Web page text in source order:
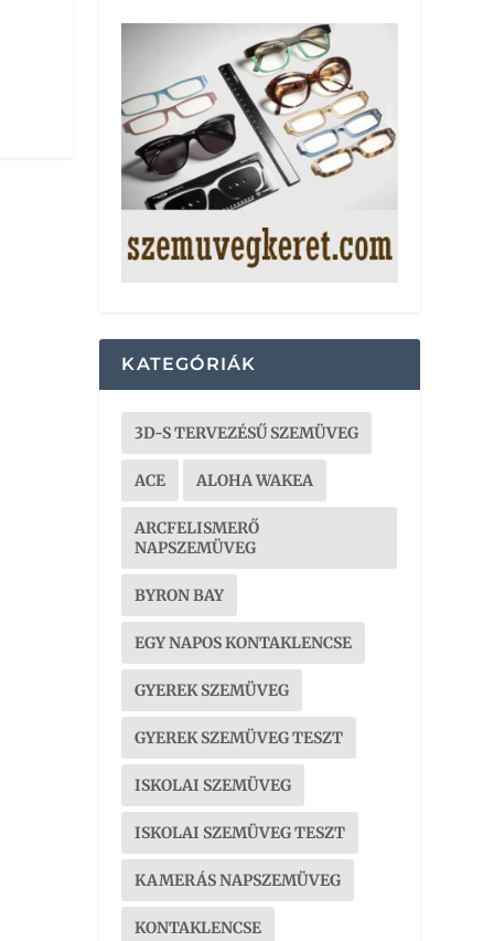
KATEGÓRIÁK
3D-S TERVEZÉSŰ SZEMÜVEG
ACE ALOHA WAKEA
ARCFELISMERŐ
NAPSZEMÜVEG
BYRON BAY
EGY NAPOS KONTAKLENCSE
GYEREK SZEMÜVEG
GYEREK SZEMÜVEG TESZT
ISKOLAI SZEMÜVEG
ISKOLAI SZEMÜVEG TESZT
KAMERÁS NAPSZEMÜVEG
KONTAKLENCSE